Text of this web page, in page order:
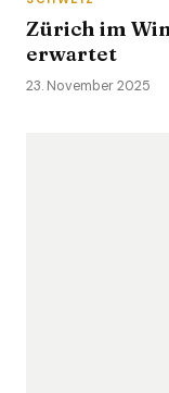
Zürich im
erwartet
23. November 2025